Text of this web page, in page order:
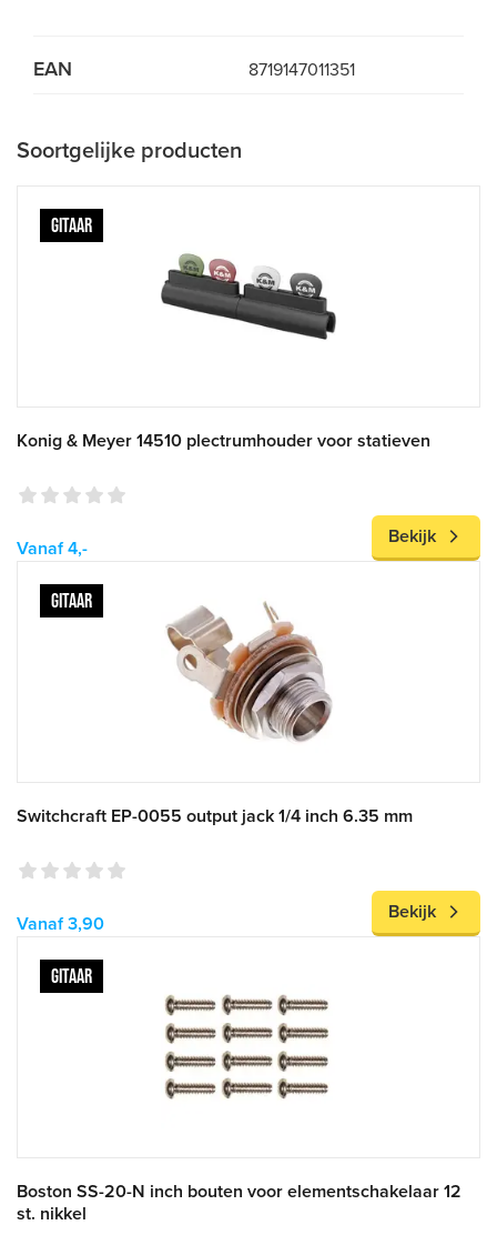
EAN 8719147011351
Soortgelijke producten
GITAAR
Konig & Meyer 14510 plectrumhouder voor statieven
Vanaf 4,-
Bekijk
GITAAR
Switchcraft EP-0055 output jack 1/4 inch 6.35 mm
Vanaf 3,90
Bekijk
GITAAR
Boston SS-20-N inch bouten voor elementschakelaar 12
st. nikkel